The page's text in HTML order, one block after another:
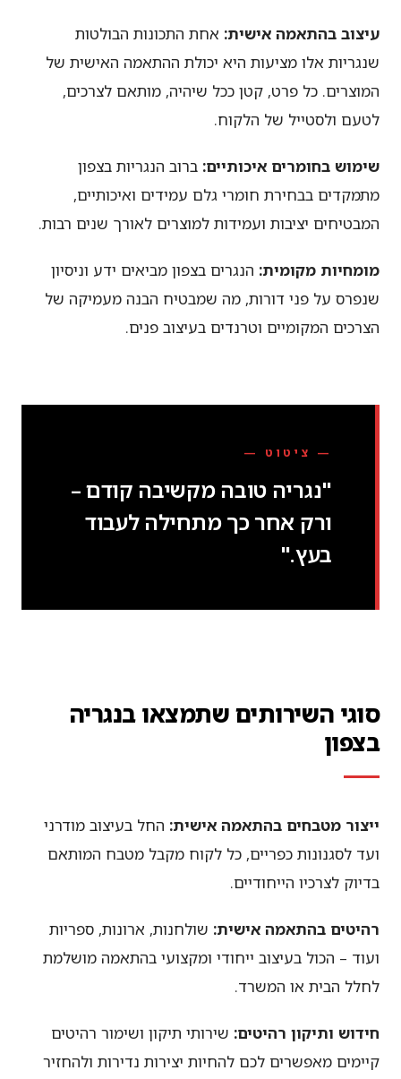
עיצוב בהתאמה אישית: אחת התכונות הבולטות
שנגריות אלו מציעות היא יכולת ההתאמה האישית של
המוצרים. כל פרט, קטן ככל שיהיה, מותאם לצרכים,
לטעם ולסטייל של הלקוח.
שימוש בחומרים איכותיים: ברוב הנגריות בצפון
מתמקדים בבחירת חומרי גלם עמידים ואיכותיים,
המבטיחים יציבות ועמידות למוצרים לאורך שנים רבות.
מומחיות מקומית: הנגרים בצפון מביאים ידע וניסיון
שנפרס על פני דורות, מה שמבטיח הבנה מעמיקה של
הצרכים המקומיים וטרנדים בעיצוב פנים.
— ציטוט —
"נגריה טובה מקשיבה קודם –
ורק אחר כך מתחילה לעבוד
בעץ."
סוגי השירותים שתמצאו בנגריה
בצפון
ייצור מטבחים בהתאמה אישית: החל בעיצוב מודרני
ועד לסגנונות כפריים, כל לקוח מקבל מטבח המותאם
בדיוק לצרכיו הייחודיים.
רהיטים בהתאמה אישית: שולחנות, ארונות, ספריות
ועוד – הכול בעיצוב ייחודי ומקצועי בהתאמה מושלמת
לחלל הבית או המשרד.
חידוש ותיקון רהיטים: שירותי תיקון ושימור רהיטים
קיימים מאפשרים לכם להחיות יצירות נדירות ולהחזיר